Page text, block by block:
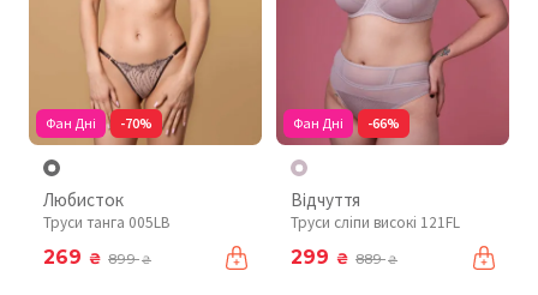
Фан Дні -70%
Любисток
Труси танга 005LB
269 ₴ 899₴
Фан Дні -66%
Відчуття
Труси сліпи високі 121FL
299 ₴ 889₴